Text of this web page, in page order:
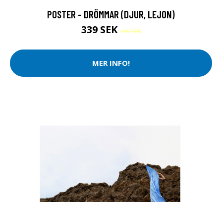
POSTER - DRÖMMAR (DJUR, LEJON)
339 SEK380 SEK
MER INFO!